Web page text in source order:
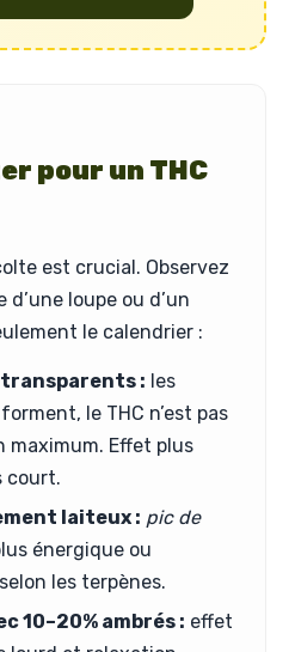
pour un THC
est crucial. Observez
d’une loupe ou d’un
le calendrier :
: les
le THC n’est pas
maximum. Effet plus
court.
laiteux : pic de
énergique ou
les terpènes.
10–20% ambrés : effet